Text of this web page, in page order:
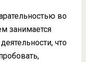
во
занимается
что